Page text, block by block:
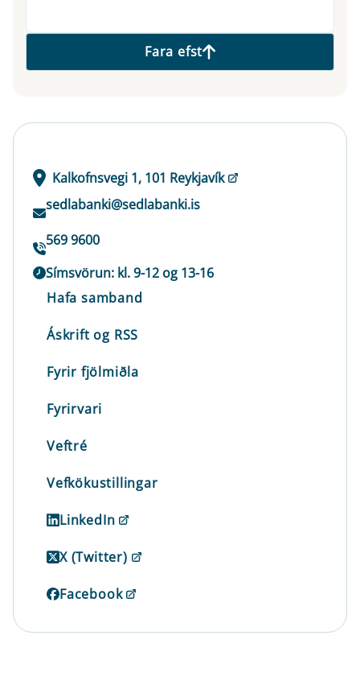
Fara efst
Kalkofnsvegi 1, 101 Reykjavík
sedlabanki@sedlabanki.is
569 9600
Símsvörun: kl. 9-12 og 13-16
Hafa samband
Áskrift og RSS
Fyrir fjölmiðla
Fyrirvari
Veftré
Vefkökustillingar
LinkedIn
X (Twitter)
Facebook